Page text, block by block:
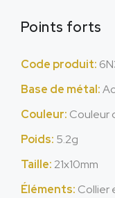
Points forts
Code produit:
Base de métal:
Couleur: Couleur
Poids: 5.2g
Taille: 21x10mm
Éléments: Collier